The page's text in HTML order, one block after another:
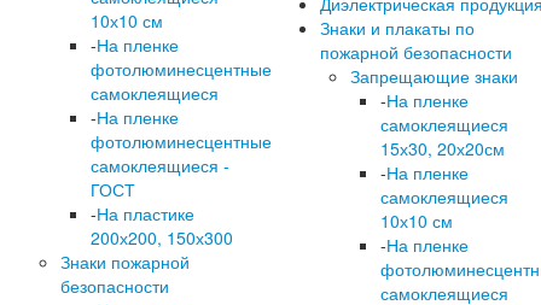
10х10 см
-На пленке
фотолюминесцентные
самоклеящиеся
-На пленке
фотолюминесцентные
самоклеящиеся -
ГОСТ
-На пластике
200х200, 150х300
Знаки пожарной
безопасности
Знаки и плакаты по
пожарной безопасности
Запрещающие знаки
-На пленке
самоклеящиеся
15х30, 20х20см
-На пленке
самоклеящиеся
10х10 см
-На пленке
самоклеящиеся